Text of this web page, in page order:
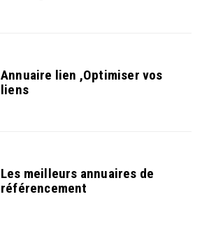
Annuaire lien ,Optimiser vos
liens
Les meilleurs annuaires de
référencement